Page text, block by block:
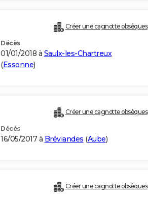
Créer une cagnotte obsèques
Décès
01/01/2018 à Saulx-les-Chartreux
(Essonne)
Créer une cagnotte obsèques
Décès
16/05/2017 à Bréviandes (Aube)
Créer une cagnotte obsèques